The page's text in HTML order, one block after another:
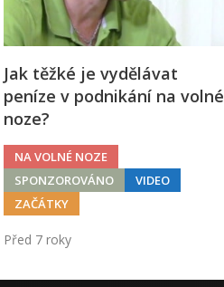
Jak těžké je vydělávat
peníze v podnikání na volné
noze?
NA VOLNÉ NOZE
SPONZOROVÁNO
VIDEO
ZAČÁTKY
Před 7 roky